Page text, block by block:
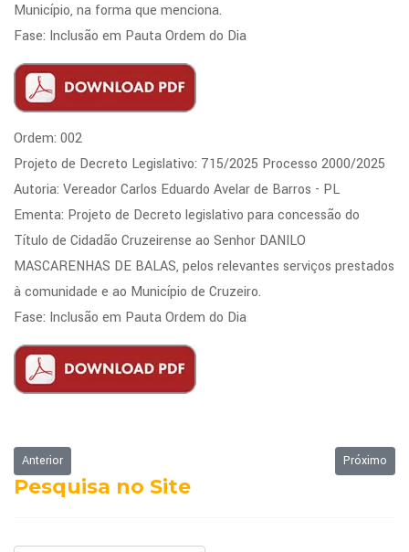
Município, na forma que menciona.
Fase: Inclusão em Pauta Ordem do Dia
Ordem: 002
Projeto de Decreto Legislativo: 715/2025 Processo 2000/2025
Autoria: Vereador Carlos Eduardo Avelar de Barros - PL
Ementa: Projeto de Decreto legislativo para concessão do
Título de Cidadão Cruzeirense ao Senhor DANILO
MASCARENHAS DE BALAS, pelos relevantes serviços prestados
à comunidade e ao Município de Cruzeiro.
Fase: Inclusão em Pauta Ordem do Dia
Artigo anterior: Ordem do Dia - 13/10/2025
Anterior Próximo
Próximo
Pesquisa no Site